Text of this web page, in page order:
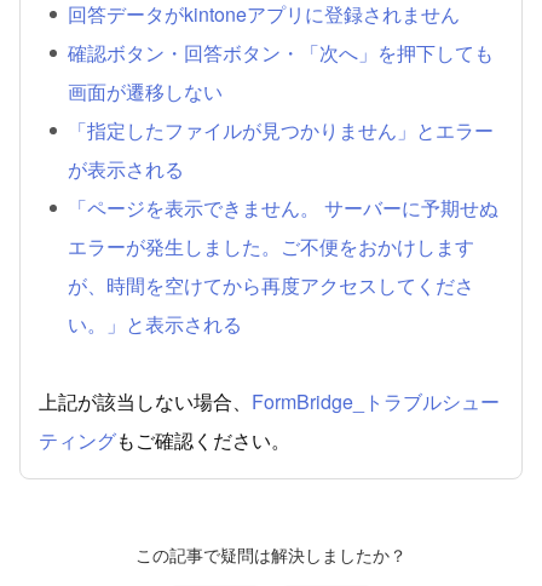
回答データがkintoneアプリに登録されません
確認ボタン・回答ボタン・「次へ」を押下しても
画面が遷移しない
「指定したファイルが見つかりません」とエラー
が表示される
「ページを表示できません。 サーバーに予期せぬ
エラーが発生しました。ご不便をおかけします
が、時間を空けてから再度アクセスしてくださ
い。」と表示される
上記が該当しない場合、 FormBridge_トラブルシュー
ティングもご確認ください。
この記事で疑問は解決しましたか？